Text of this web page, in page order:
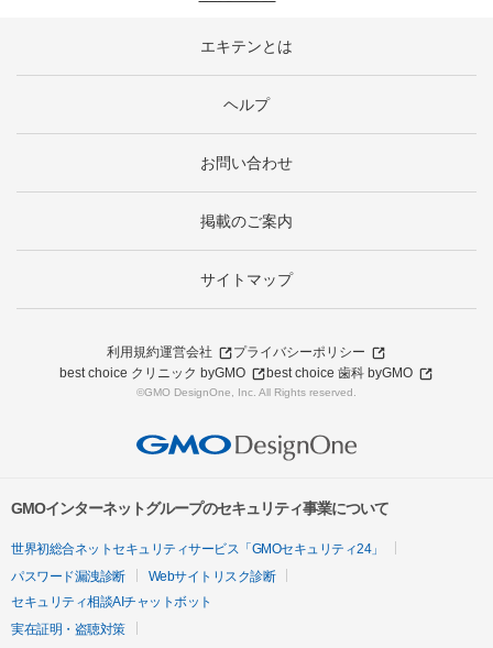
エキテンとは
ヘルプ
お問い合わせ
掲載のご案内
サイトマップ
利用規約運営会社
プライバシーポリシー
best choice クリニック byGMO
best choice 歯科 byGMO
©GMO DesignOne, Inc. All Rights reserved.
GMOインターネットグループのセキュリティ事業について
世界初総合ネットセキュリティサービス「GMOセキュリティ24」
パスワード漏洩診断
Webサイトリスク診断
セキュリティ相談AIチャットボット
実在証明・盗聴対策